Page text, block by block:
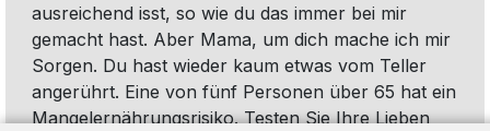
ausreichend isst, so wie du das immer bei mir
gemacht hast. Aber Mama, um dich mache ich mir
Sorgen. Du hast wieder kaum etwas vom Teller
angerührt. Eine von fünf Personen über 65 hat ein
Mangelernährungsrisiko. Testen Sie Ihre Lieben